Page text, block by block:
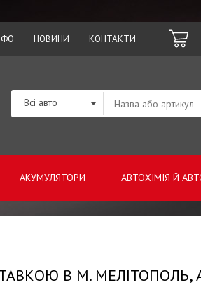
НОВИНИ КОНТАКТИ
АКУМУЛЯТОРИ АВТОХІМІЯ Й
Всі авто
В М. МЕЛІТОПОЛЬ,